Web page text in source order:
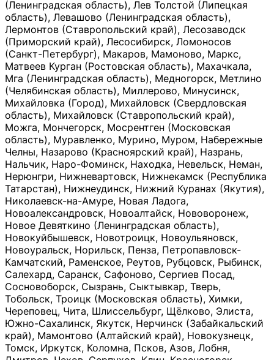
(Ленинградская область), Лев Толстой (Липецкая
область), Левашово (Ленинградская область),
Лермонтов (Ставропольский край), Лесозаводск
(Приморский край), Лесосибирск, Ломоносов
(Санкт-Петербург), Макаров, Мамоново, Маркс,
Матвеев Курган (Ростовская область), Махачкала,
Мга (Ленинградская область), Медногорск, Метлино
(Челябинская область), Миллерово, Минусинск,
Михайловка (Город), Михайловск (Свердловская
область), Михайловск (Ставропольский край),
Можга, Мончегорск, Мосрентген (Московская
область), Муравленко, Мурино, Муром, Набережные
Челны, Назарово (Красноярский край), Назрань,
Нальчик, Наро-Фоминск, Находка, Невельск, Неман,
Нерюнгри, Нижневартовск, Нижнекамск (Республика
Татарстан), Нижнеудинск, Нижний Куранах (Якутия),
Николаевск-на-Амуре, Новая Ладога,
Новоалександровск, Новоалтайск, Нововоронеж,
Новое Девяткино (Ленинградская область),
Новокуйбышевск, Новотроицк, Новоульяновск,
Новоуральск, Норильск, Пенза, Петропавловск-
Камчатский, Раменское, Реутов, Рубцовск, Рыбинск,
Салехард, Саранск, Сафоново, Сергиев Посад,
Сосновоборск, Сызрань, Сыктывкар, Тверь,
Тобольск, Троицк (Московская область), Химки,
Череповец, Чита, Шлиссельбург, Щёлково, Элиста,
Южно-Сахалинск, Якутск, Нерчинск (Забайкальский
край), Мамонтово (Алтайский край), Новокузнецк,
Томск, Иркутск, Коломна, Псков, Азов, Лобня,